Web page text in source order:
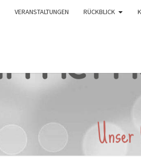
VERANSTALTUNGEN RÜCKBLICK